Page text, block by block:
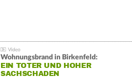
Wohnungsbrand in Birkenfeld:
EIN TOTER UND HOHER
SACHSCHADEN